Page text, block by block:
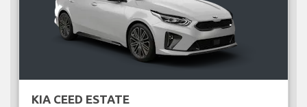
KIA CEED ESTATE